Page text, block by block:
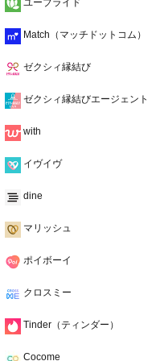
ユーブライド
Match（マッチドットコム）
ゼクシィ縁結び
ゼクシィ縁結びエージェント
with
イヴイヴ
dine
マリッシュ
ポイボーイ
クロスミー
Tinder（ティンダー）
Cocome